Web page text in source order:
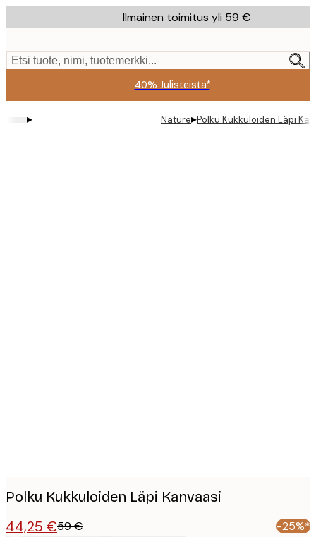
to
content.
Ilmainen toimitus yli 59 €
Etsi tuote, nimi, tuotemerkki...
40% Julisteista*
▸ Nature▸Polku Kukkuloiden Läpi
Polku Kukkuloiden Läpi Kanvaasi
44,25 €59 € -25%*